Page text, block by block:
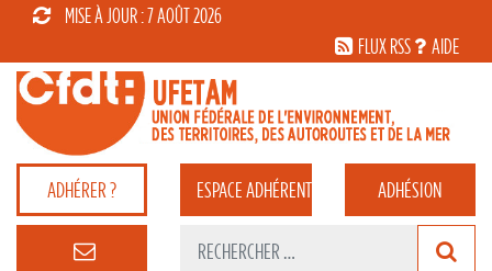
MISE À JOUR : 7 AOÛT 2026
FLUX RSS
AIDE
ADHÉRER ? ESPACEADHÉRENT ADHÉSION